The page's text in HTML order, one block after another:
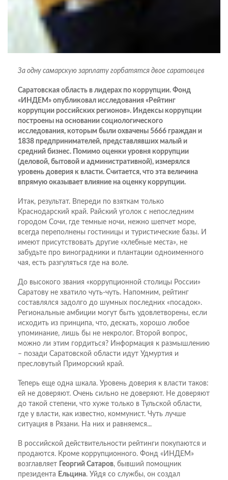
За одну самарскую зарплату горбатятся двое саратовцев
Саратовская область в лидерах по коррупции. Фонд
«ИНДЕМ» опубликовал исследования «Рейтинг
коррупции российских регионов». Индексы коррупции
построены на основании социологического
исследования, которым были охвачены 5666 граждан и
1838 предпринимателей, представлявших малый и
средний бизнес. Помимо оценки уровня коррупции
(деловой, бытовой и административной), измерялся
уровень доверия к власти. Считается, что эта величина
впрямую оказывает влияние на оценку коррупции.
Итак, результат. Впереди по взяткам только
Краснодарский край. Райский уголок с непоследним
городом Сочи, где темные ночи, нежно шепчет море,
всегда переполнены гостиницы и туристические базы. И
имеют присутствовать другие «хлебные места», не
забудьте про виноградники и плантации одноименного
чая, есть разгуляться где на воле.
До высокого звания «коррупционной столицы России»
Саратову не хватило чуть-чуть. Напомним, рейтинг
составлялся задолго до шумных последних «посадок».
Региональные амбиции могут быть удовлетворены, если
исходить из принципа, что, дескать, хорошо любое
упоминание, лишь бы не некролог. Второй вопрос,
можно ли этим гордиться? Информация к размышлению
– позади Саратовской области идут Удмуртия и
пресловутый Приморский край.
Теперь еще одна шкала. Уровень доверия к власти таков:
ей не доверяют. Очень сильно не доверяют. Не доверяют
до такой степени, что хуже только в Тульской области,
где у власти, как известно, коммунист. Чуть лучше
ситуация в Рязани. На них и равняемся...
В российской действительности рейтинги покупаются и
продаются. Кроме коррупционного. Фонд «ИНДЕМ»
возглавляет Георгий Сатаров, бывший помощник
президента Ельцина. Уйдя со службы, он создал